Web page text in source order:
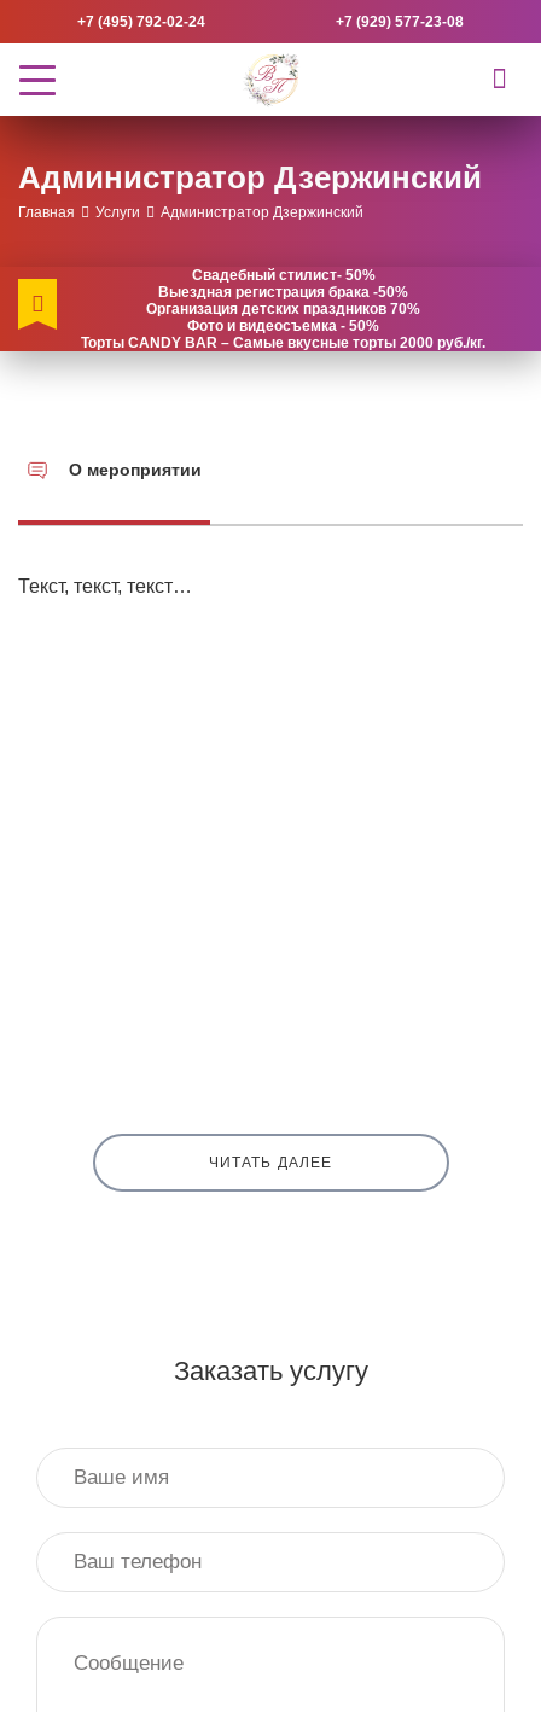
+7 (495) 792-02-24 +7 (929) 577-23-08
Администратор Дзержинский
Главная Услуги Администратор Дзержинский
Свадебный стилист- 50%
Выездная регистрация брака -50%
Организация детских праздников 70%
Фото и видеосъемка - 50%
Торты CANDY BAR – Самые вкусные торты 2000 руб./кг.
О мероприятии
Текст, текст, текст…
ЧИТАТЬ ДАЛЕЕ
Заказать услугу